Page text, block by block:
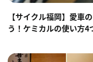
【サイクル福岡】愛車
う！ケミカルの使い方4